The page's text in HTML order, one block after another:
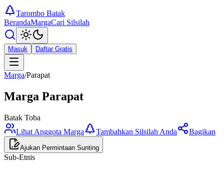
Tarombo Batak
BerandaMargaCari Silsilah
Masuk Daftar Gratis
Marga/Parapat
Marga Parapat
Batak Toba
Lihat Anggota Marga
Tambahkan Silsilah Anda Bagikan
Ajukan Permintaan Sunting
Sub-Etnis